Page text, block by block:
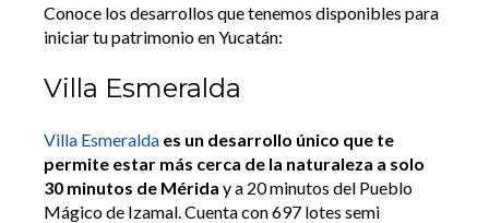
Conoce los desarrollos que tenemos disponibles para
iniciar tu patrimonio en Yucatán:
Villa Esmeralda
Villa Esmeralda es un desarrollo único que te
permite estar más cerca de la naturaleza a solo
30 minutos de Mérida y a 20 minutos del Pueblo
Mágico de Izamal. Cuenta con 697 lotes semi